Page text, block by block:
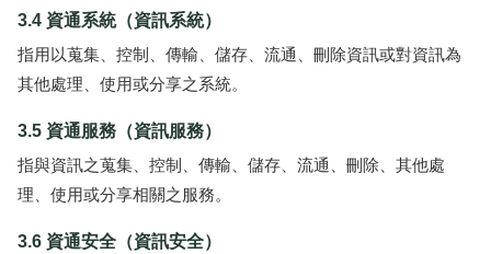
3.4 資通系統（資訊系統）
指用以蒐集、控制、傳輸、儲存、流通、刪除資訊或對資訊為
其他處理、使用或分享之系統。
3.5 資通服務（資訊服務）
指與資訊之蒐集、控制、傳輸、儲存、流通、刪除、其他處
理、使用或分享相關之服務。
3.6 資通安全（資訊安全）